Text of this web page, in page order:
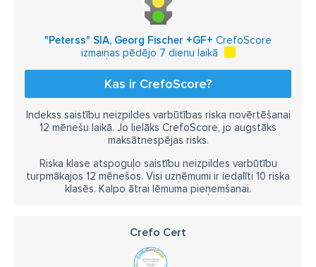
"Peterss" SIA, Georg Fischer +GF+ CrefoScore
izmaiņas pēdējo 7 dienu laikā
Kas ir CrefoScore?
Indekss saistību neizpildes varbūtības riska novērtēšanai
12 mēnešu laikā. Jo lielāks CrefoScore, jo augstāks
maksātnespējas risks.
Riska klase atspoguļo saistību neizpildes varbūtību
turpmākajos 12 mēnešos. Visi uzņēmumi ir iedalīti 10 riska
klasēs. Kalpo ātrai lēmuma pieņemšanai.
Crefo Cert